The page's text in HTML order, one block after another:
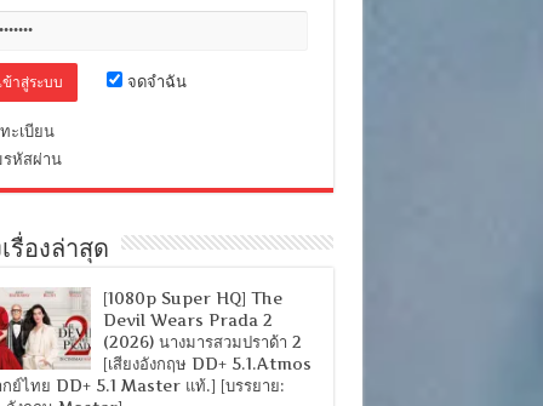
จดจำฉัน
ะเบียน
หัสผ่าน
รื่องล่าสุด
[1080p Super HQ] The
Devil Wears Prada 2
(2026) นางมารสวมปราด้า 2
[เสียงอังกฤษ DD+ 5.1.Atmos
ย์ไทย DD+ 5.1 Master แท้.] [บรรยาย: